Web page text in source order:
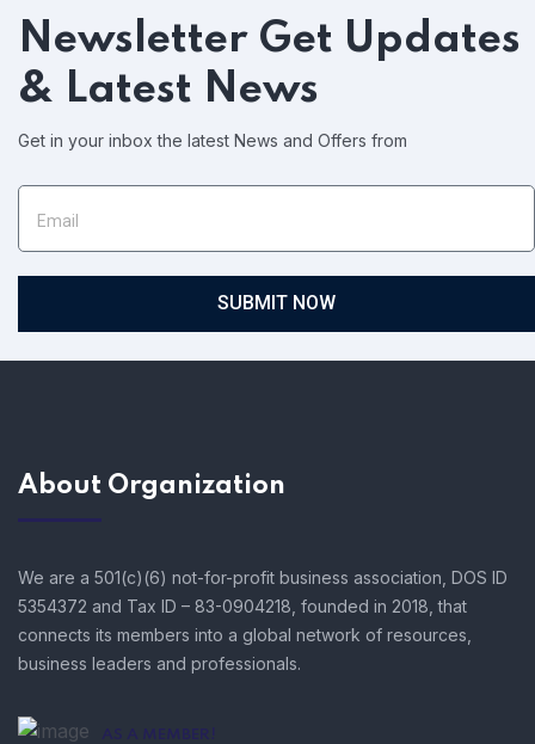
Newsletter Get Updates
& Latest News
Get in your inbox the latest News and Offers from
SUBMIT NOW
About Organization
We are a 501(c)(6) not-for-profit business association, DOS ID
5354372 and Tax ID – 83-0904218, founded in 2018, that
connects its members into a global network of resources,
business leaders and professionals.
AS A MEMBER!